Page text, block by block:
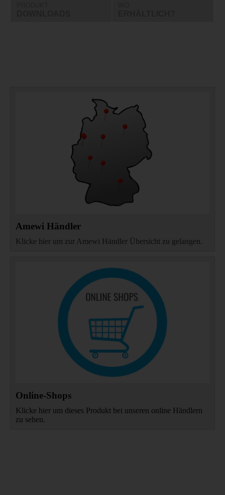
Amewi Händler
Klicke hier um zur Amewi Händler Übersicht zu gelangen.
Online-Shops
Klicke hier um dieses Produkt bei unseren online Händlern
zu sehen.